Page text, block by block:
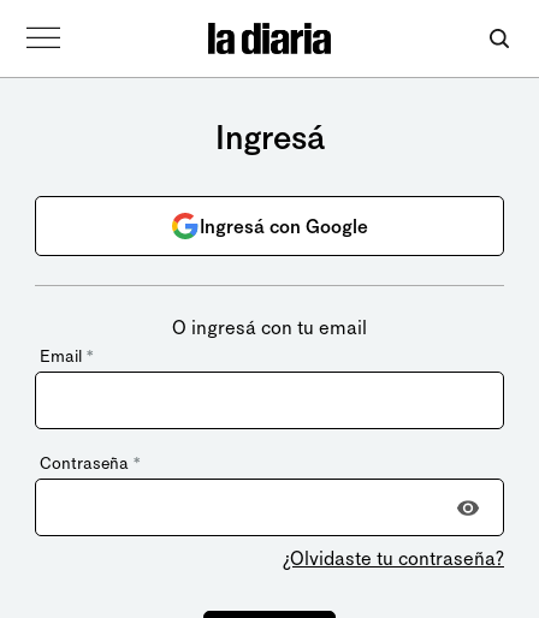
Ingresá
Ingresá con Google
O ingresá con tu email
Email *
Contraseña *
¿Olvidaste tu contraseña?